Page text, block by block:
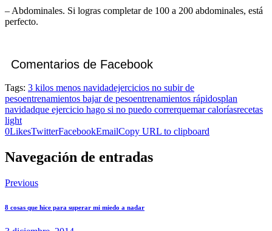
– Abdominales. Si logras completar de 100 a 200 abdominales, está
perfecto.
Comentarios de Facebook
Tags: 3 kilos menos navidadejercicios no subir de
pesoentrenamientos bajar de pesoentrenamientos rápidosplan
navidadque ejercicio hago si no puedo correrquemar caloríasrecetas
light
0LikesTwitterFacebookEmailCopy URL to clipboard
Navegación de entradas
Previous
8 cosas que hice para superar mi miedo a nadar